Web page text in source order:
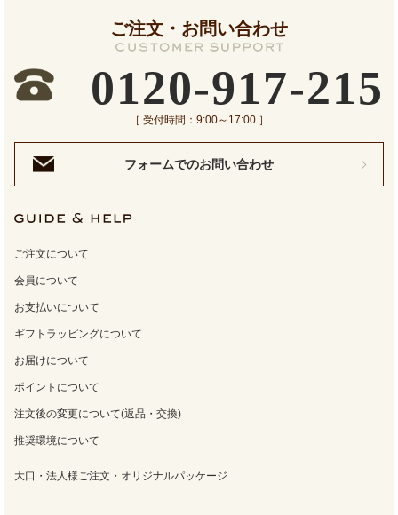
ご注文・お問い合わせ
0120-917-215
［ 受付時間：9:00～17:00 ］
フォームでのお問い合わせ
ご注文について
会員について
お支払いについて
ギフトラッピングについて
お届けについて
ポイントについて
注文後の変更について(返品・交換)
推奨環境について
大口・法人様ご注文・オリジナルパッケージ